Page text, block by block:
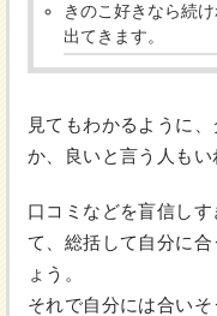
きのこ好きなら続
出てきます。
見てもわかるように
か、良いと言う人もい
口コミなどを盲信し
て、総括して自分に
ょう。
それで自分には合い